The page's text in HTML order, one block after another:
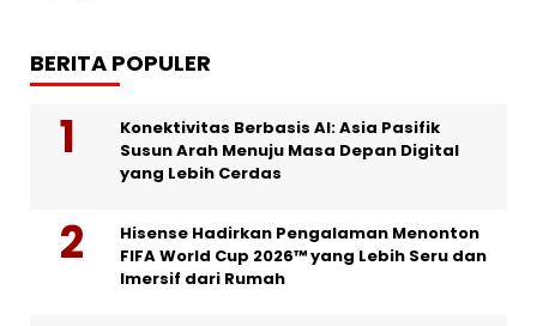
BERITA POPULER
Konektivitas Berbasis AI: Asia Pasifik
Susun Arah Menuju Masa Depan Digital
yang Lebih Cerdas
Hisense Hadirkan Pengalaman Menonton
FIFA World Cup 2026™ yang Lebih Seru dan
Imersif dari Rumah